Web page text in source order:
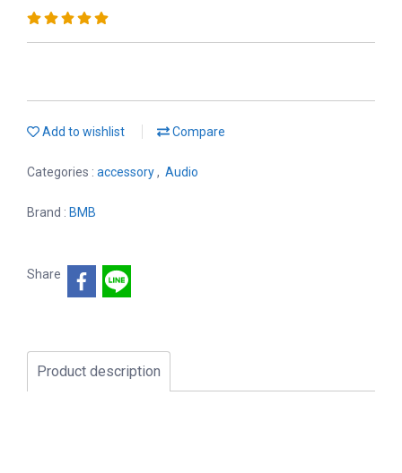
Add to wishlist Compare
Categories : accessory, Audio
Brand : BMB
Share
Product description